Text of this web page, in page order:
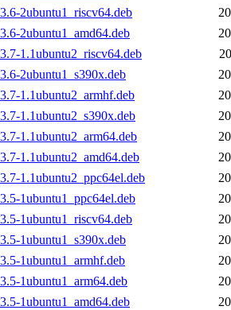
2ubuntu1_riscv64.deb
2ubuntu1_amd64.deb
1.1ubuntu2_riscv64.deb
2ubuntu1_s390x.deb
1.1ubuntu2_armhf.deb
1.1ubuntu2_s390x.deb
1.1ubuntu2_arm64.deb
1.1ubuntu2_amd64.deb
1.1ubuntu2_ppc64el.deb
1ubuntu1_ppc64el.deb
1ubuntu1_riscv64.deb
1ubuntu1_s390x.deb
1ubuntu1_armhf.deb
1ubuntu1_arm64.deb
1ubuntu1_amd64.deb